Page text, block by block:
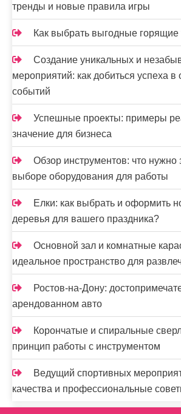
тренды и новые правила игры
Как выбрать выгодные
Создание уникальных и
мероприятий: как добиться успеха в
событий
Успешные проекты: примеры
значение для бизнеса
Обзор инструментов: что нужно
выборе оборудования для работы
Елки: как выбрать и оформить
деревья для вашего праздника?
Основной зал и комнатные
идеальное пространство для
Ростов-на-Дону:
арендованном авто
Корончатые и спиральные
принцип работы с инструментом
Ведущий спортивных
качества и профессиональные